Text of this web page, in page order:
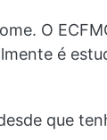
O
é
que